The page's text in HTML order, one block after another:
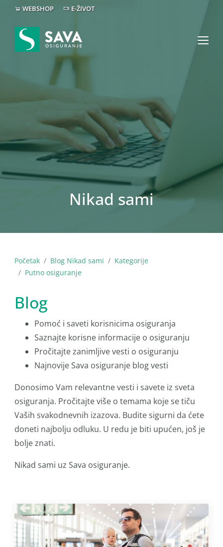
WEBSHOP E-ŽIVOT
Nikad sami
Početak Blog Nikad sami
Kategorije
Putno osiguranje
Blog
Pomoć i saveti korisnicima osiguranja
Saznajte korisne informacije o osiguranju
Pročitajte zanimljive vesti o osiguranju
Najnovije Sava osiguranje blog vesti
Donosimo Vam relevantne vesti i savete iz sveta
osiguranja. Pročitajte više o temama koje se tiču
Vaših svakodnevnih izazova. Budite sigurni da ćete
doneti najbolju odluku. U redu je biti upućen, još je
bolje znati.
Nikad sami uz Sava osiguranje.